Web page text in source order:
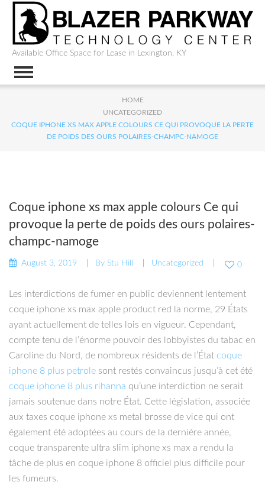
Available Office Space for Lease in Lexington, KY
HOME
UNCATEGORIZED
COQUE IPHONE XS MAX APPLE COLOURS CE QUI PROVOQUE LA PERTE
DE POIDS DES OURS POLAIRES-CHAMPC-NAMOGE
Coque iphone xs max apple colours Ce qui
provoque la perte de poids des ours polaires-
champc-namoge
August 3, 2019 By Stu Hill Uncategorized 0
Les interdictions de fumer en public deviennent lentement
coque iphone xs max apple product red la norme, 29 États
ayant actuellement de telles lois en vigueur. Cependant,
compte tenu de l’énorme pouvoir des lobbyistes du tabac en
Caroline du Nord, de nombreux résidents de l’État coque
iphone 8 plus petrole sont restés convaincus jusqu’à cet été
coque iphone 8 plus rihanna qu’une interdiction ne serait
jamais soutenue dans notre État. Cette législation, associée
aux taxes coque iphone xs metal brosse de vice qui ont
également été adoptées au cours de la dernière année,
coque transparente ultra slim iphone xs max a rendu la
tâche de plus en coque iphone 8 officiel plus difficile pour
les fumeurs.